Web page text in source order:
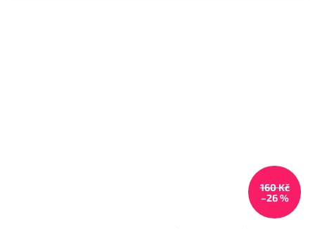
160 Kč
–26 %